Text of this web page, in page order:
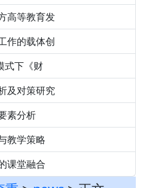
高等教育发
作的载体创
式下《财
及对策研究
素分析
教学策略
课堂融合